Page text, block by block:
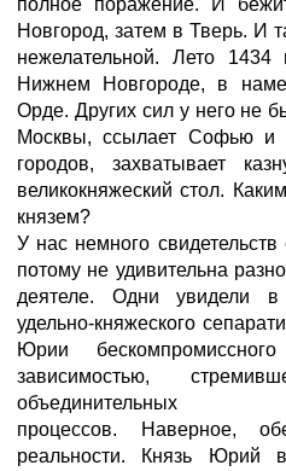
полное поражение. И
Новгород, затем в Тверь. И
нежелательной. Лето
Нижнем Новгороде, в
Орде. Других сил у него не
Москвы, ссылает Софью
городов, захватывает
великокняжеский стол.
князем?
У нас немного
потому не удивительна
деятеле. Одни увидели
удельно-княжеского
Юрии
зависимостью,
объединительных
процессов. Наверное,
реальности. Князь Юрий